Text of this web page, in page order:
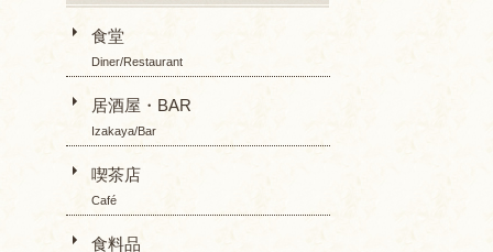
食堂
Diner/Restaurant
居酒屋・BAR
Izakaya/Bar
喫茶店
Café
食料品